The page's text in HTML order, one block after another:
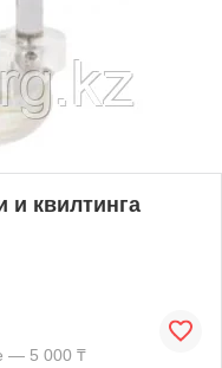
и квилтинга
— 5 000 ₸